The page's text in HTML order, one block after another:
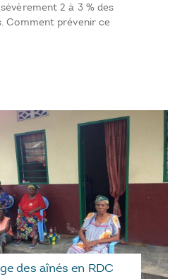
2 à 3 % des
Comment prévenir ce
des aînés en RDC